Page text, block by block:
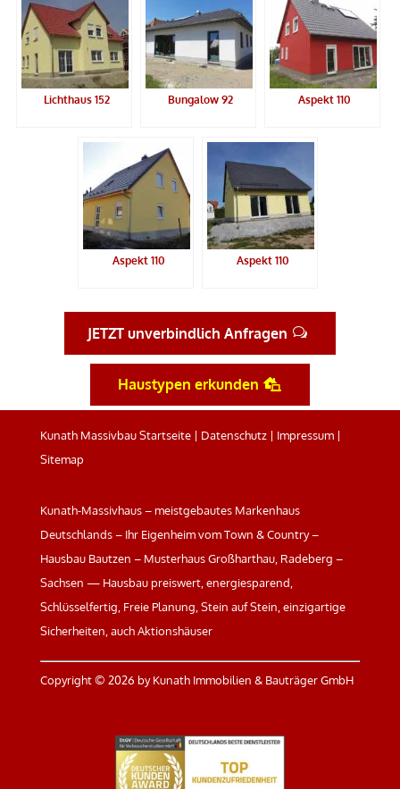
Lichthaus 152 Bungalow 92 Aspekt 110
Aspekt 110 Aspekt 110
JETZT unverbindlich Anfragen
Haustypen erkunden
Kunath Massivbau Startseite| Datenschutz| Impressum|
Sitemap
Kunath-Massivhaus – meistgebautes Markenhaus
Deutschlands – Ihr Eigenheim vom Town & Country –
Hausbau Bautzen – Musterhaus Großharthau, Radeberg –
Sachsen — Hausbau preiswert, energiesparend,
Schlüsselfertig, Freie Planung, Stein auf Stein, einzigartige
Sicherheiten, auch Aktionshäuser
Copyright © 2026 by Kunath Immobilien & Bauträger GmbH